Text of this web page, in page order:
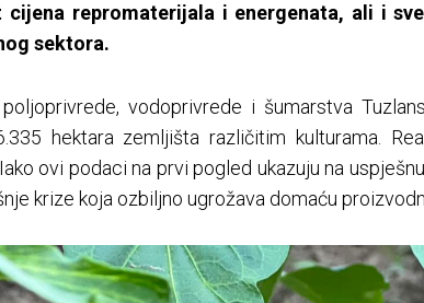
cijena repromaterijala i energenata, ali i
sektora.
vodoprivrede i šumarstva
hektara zemljišta različitim kulturama.
ovi podaci na prvi pogled ukazuju na
krize koja ozbiljno ugrožava domaću